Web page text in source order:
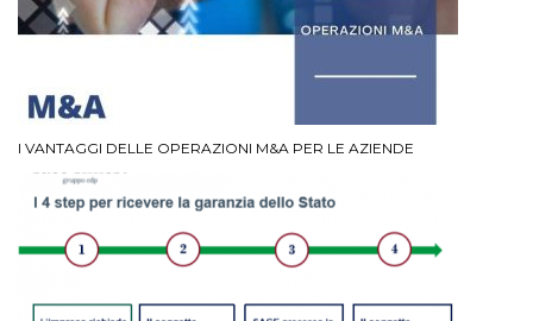
I VANTAGGI DELLE OPERAZIONI M&A PER LE AZIENDE